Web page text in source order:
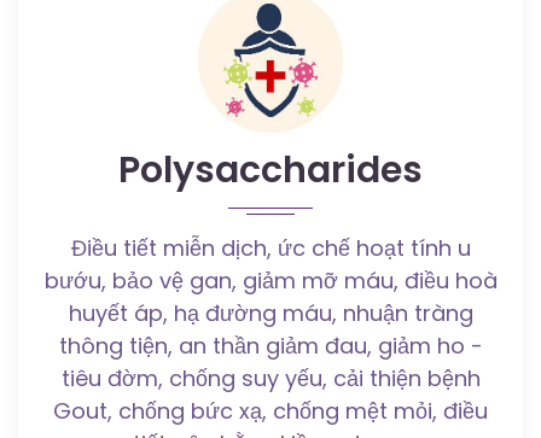
Polysaccharides
Điều tiết miễn dịch, ức chế hoạt tính u
bướu, bảo vệ gan, giảm mỡ máu, điều hoà
huyết áp, hạ đường máu, nhuận tràng
thông tiện, an thần giảm đau, giảm ho -
tiêu đờm, chống suy yếu, cải thiện bệnh
Gout, chống bức xạ, chống mệt mỏi, điều